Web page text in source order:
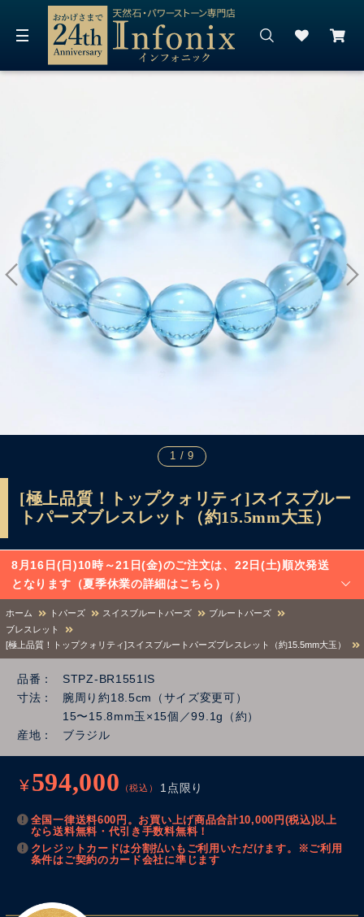
1 / 9
[極上品質！トップクォリティ]スイスブルー
トパーズブレスレット（約15.5mm大玉）
8月16日(日)10時～21日(金)のご注文は、22日(土)順次発送
となります（夏季休業の詳細はこちら）
ホーム トパーズ スイスブルートパーズ
ブルートパーズ
ブレスレット
[極上品質！トップクォリティ]スイスブルートパーズブレスレット（約15.5mm大玉）
品番
STPZ-BR1551IS
寸法
腕周り約18.5cm（サイズ変更可）
15〜15.8mm玉×15個／99.1g（約）
産地
ブラジル
¥594,000 （税込） 1点限り
全国一律送料600円。お買い上げ商品合計10,000円(税込)以上
なら送料無料・代引き手数料無料！
クレジットカードは分割払いもご利用いただけます。※ご利用
条件はご契約のカード会社に準じます